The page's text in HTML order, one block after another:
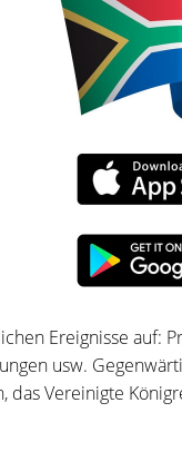
Ereignisse auf:
usw.
das Vereinigte